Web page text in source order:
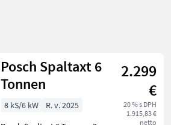
Posch Spaltaxt 6
Tonnen
2.299
€
20 % s DPH
1.915,83 €
netto
8 kS/6 kW
R. v. 2025